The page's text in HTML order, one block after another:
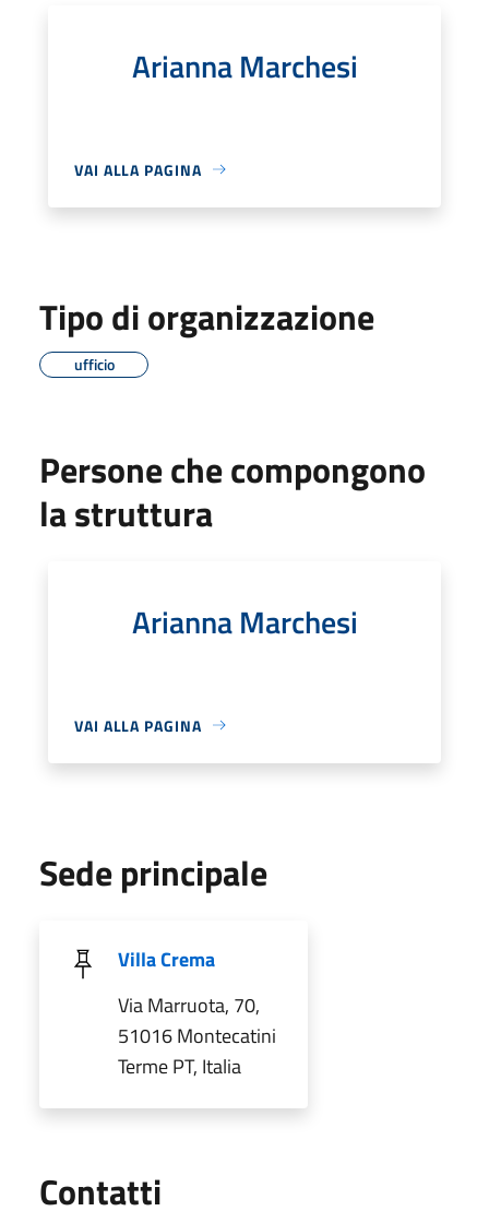
Arianna Marchesi
VAI ALLA PAGINA
Tipo di organizzazione
ufficio
Persone che compongono
la struttura
Arianna Marchesi
VAI ALLA PAGINA
Sede principale
Villa Crema
Via Marruota, 70,
51016 Montecatini
Terme PT, Italia
Contatti